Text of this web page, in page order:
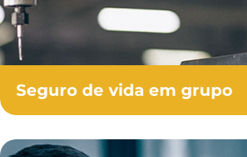
Seguro de vida em grupo